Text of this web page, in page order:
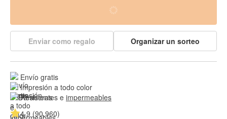
Enviar como regalo Organizar un sorteo
Envío gratis
Impresión a todo color
Resistentes e impermeables
4.9 (90,960)